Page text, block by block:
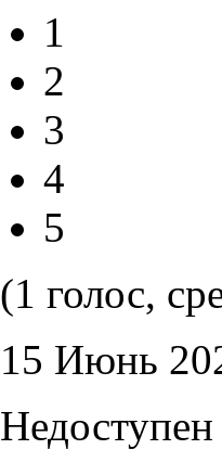
1
2
3
4
5
(1 голос,
15 Июнь